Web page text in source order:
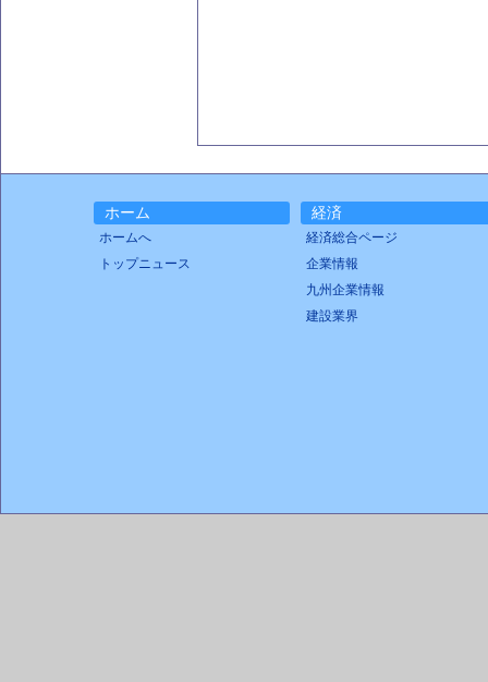
ホーム
ホームへ
トップニュース
経済
経済総合ページ
企業情報
九州企業情報
建設業界